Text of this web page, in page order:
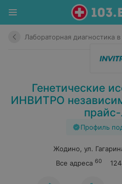
Лабораторная диагностика
Генетические
ИНВИТРО
Профиль
Жодино, ул.
Все адреса 60